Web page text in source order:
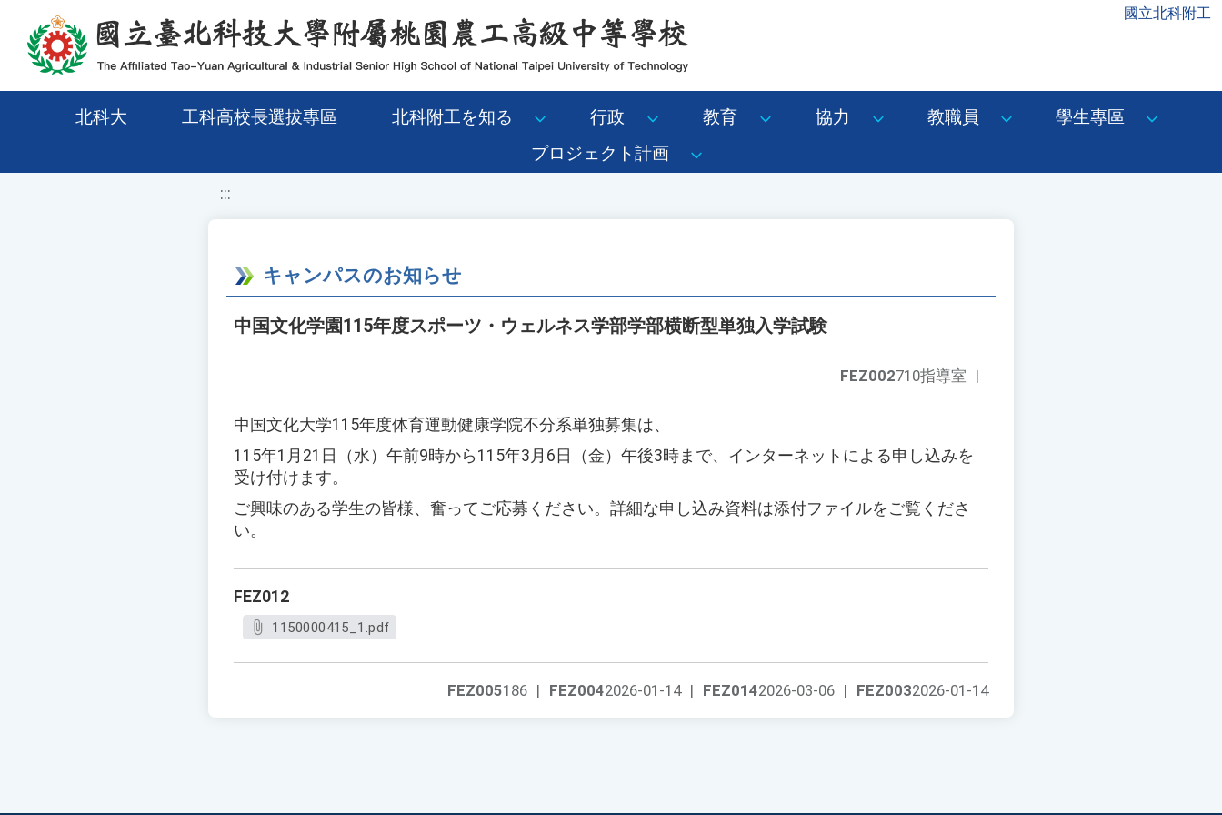
移至網頁之主要內容區位置 國立北科附工
北科大 工科高校長選拔專區 北科附工を知る 行政 教育 協力 教職員
學生專區
プロジェクト計画
:::
キャンパスのお知らせ
中国文化学園115年度スポーツ・ウェルネス学部学部横断型単独入学試験
FEZ002710指導室 |
中国文化大学115年度体育運動健康学院不分系単独募集は、
115年1月21日（水）午前9時から115年3月6日（金）午後3時まで、インターネットによる申し込みを
受け付けます。
ご興味のある学生の皆様、奮ってご応募ください。詳細な申し込み資料は添付ファイルをご覧くださ
い。
FEZ012
1150000415_1.pdf
FEZ0032026-01-14
FEZ0142026-03-06 |
FEZ0042026-01-14 |
FEZ005186 |